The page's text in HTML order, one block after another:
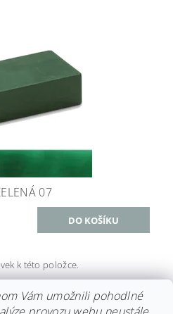
07
k této položce.
Vám umožnili pohodlné